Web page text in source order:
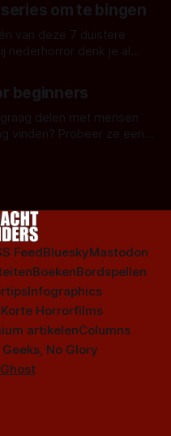
om te bingen
van deze 7 duistere
Maar Nederlandse horror
Nederlandse tv-
series uit het duistere of horrorgenre. Als
beginners
delen met mensen
vinden? Probeer ze eens
FeedBlueskyMastodon
BoekenBordspellen
Infographics
Korte Horrorfilms
artikelenColumns
Geeks, No Glory
Ghost